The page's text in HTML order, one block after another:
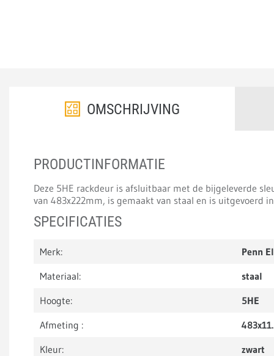
OMSCHRIJVING
PRODUCTINFORMATIE
Deze 5HE rackdeur is afsluitbaar met de bijgeleverde
van 483x222mm, is gemaakt van staal en is uitgevoerd
SPECIFICATIES
Merk:
Penn
Materiaal:
staal
Hoogte:
5HE
Afmeting :
Kleur:
zwart